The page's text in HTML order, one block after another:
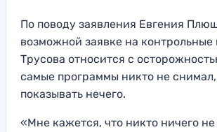
По поводу заявления Евгения
возможной заявке на контрольные
Трусова относится с
самые программы никто не
показывать нечего.
«Мне кажется, что никто ничего